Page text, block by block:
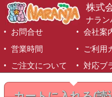
株式
ナラ
お問合せ
会社案
営業時間
ご利用
ご注文について
対応ブ
©1999-2026 NARANJA